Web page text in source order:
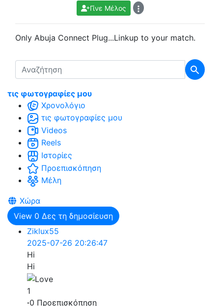
Γίνε Μέλος
Only Abuja Connect Plug...Linkup to your match.
τις φωτογραφίες μου
Χρονολόγιο
τις φωτογραφίες μου
Videos
Reels
Ιστορίες
Προεπισκόπηση
Μέλη
Χώρα
View 0 Δες τη δημοσίευση
Ziklux55
2025-07-26 20:26:47
Hi
Hi
1
·0 Προεπισκόπηση